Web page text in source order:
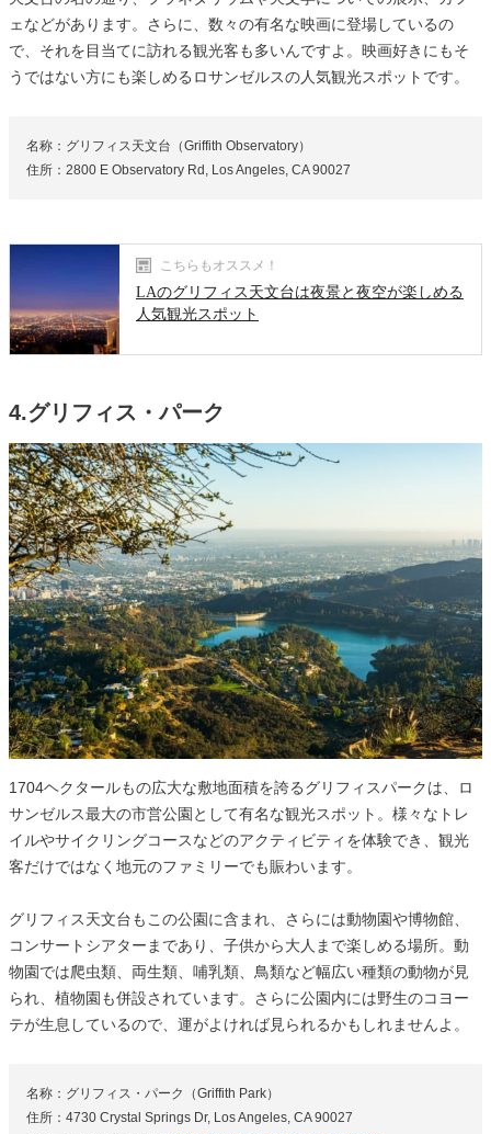
ェなどがあります。さらに、数々の有名な映画に登場しているの
で、それを目当てに訪れる観光客も多いんですよ。映画好きにもそ
うではない方にも楽しめるロサンゼルスの人気観光スポットです。
名称：グリフィス天文台（Griffith Observatory）
住所：2800 E Observatory Rd, Los Angeles, CA 90027
こちらもオススメ！
LAのグリフィス天文台は夜景と夜空が楽しめる
人気観光スポット
4.グリフィス・パーク
1704ヘクタールもの広大な敷地面積を誇るグリフィスパークは、ロ
サンゼルス最大の市営公園として有名な観光スポット。様々なトレ
イルやサイクリングコースなどのアクティビティを体験でき、観光
客だけではなく地元のファミリーでも賑わいます。
グリフィス天文台もこの公園に含まれ、さらには動物園や博物館、
コンサートシアターまであり、子供から大人まで楽しめる場所。動
物園では爬虫類、両生類、哺乳類、鳥類など幅広い種類の動物が見
られ、植物園も併設されています。さらに公園内には野生のコヨー
テが生息しているので、運がよければ見られるかもしれませんよ。
名称：グリフィス・パーク（Griffith Park）
住所：4730 Crystal Springs Dr, Los Angeles, CA 90027